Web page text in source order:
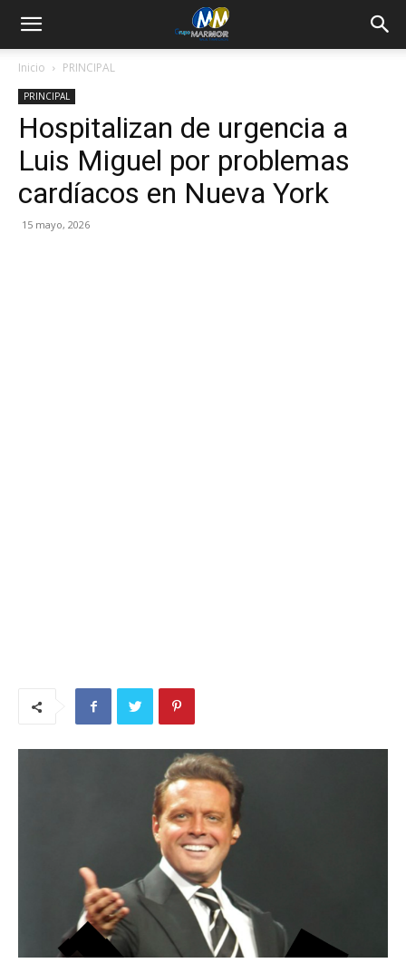
Inicio PRINCIPAL
PRINCIPAL
Hospitalizan de urgencia a
Luis Miguel por problemas
cardíacos en Nueva York
15 mayo, 2026